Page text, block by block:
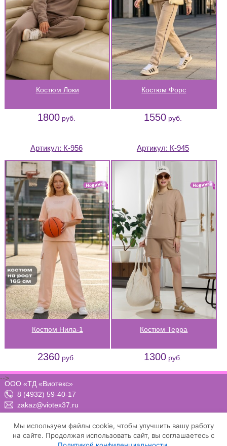
Костюм Локи
1800руб.
Костюм Форс
1550руб.
Артикул: К-956
Костюм Нила-1
2360руб.
Артикул: К-945
Костюм Терра
1300руб.
ООО «ТД «Виотекс»
8 (4932) 59-40-17
zakaz@viotex37.ru
-->
Мы используем файлы cookie, чтобы улучшить вашу работу
на сайте. Продолжая использовать сайт, вы соглашаетесь с